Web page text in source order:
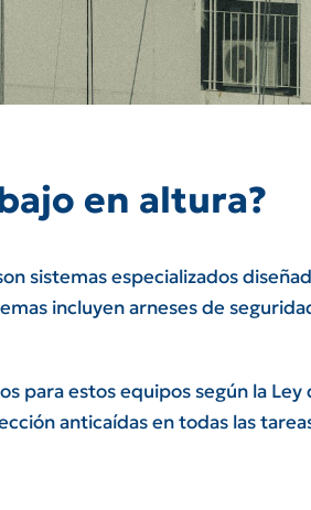
en altura?
sistemas especializados
incluyen arneses de
para estos equipos según la
anticaídas en todas las